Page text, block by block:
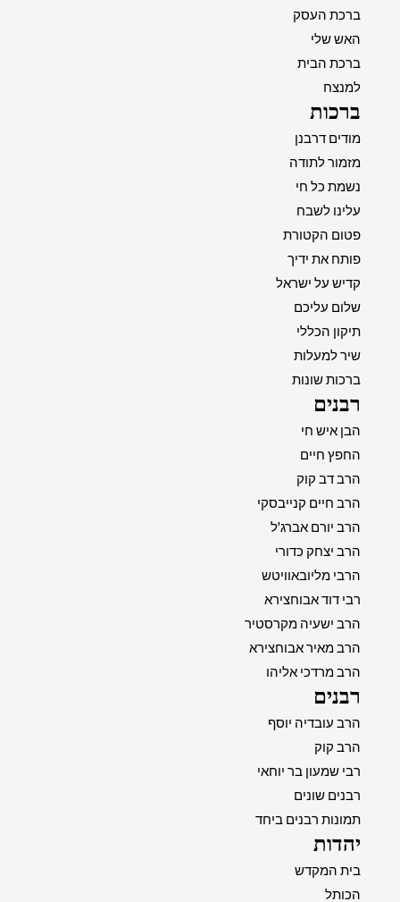
ברכת העסק
האש שלי
ברכת הבית
למנצח
ברכות
מודים דרבנן
מזמור לתודה
נשמת כל חי
עלינו לשבח
פטום הקטורת
פותח את ידיך
קדיש על ישראל
שלום עליכם
תיקון הכללי
שיר למעלות
ברכות שונות
רבנים
הבן איש חי
החפץ חיים
הרב דב קוק
הרב חיים קנייבסקי
הרב יורם אברג'ל
הרב יצחק כדורי
הרבי מליובאוויטש
רבי דוד אבוחצירא
הרב ישעיה מקרסטיר
הרב מאיר אבוחצירא
הרב מרדכי אליהו
רבנים
הרב עובדיה יוסף
הרב קוק
רבי שמעון בר יוחאי
רבנים שונים
תמונות רבנים ביחד
יהדות
בית המקדש
הכותל